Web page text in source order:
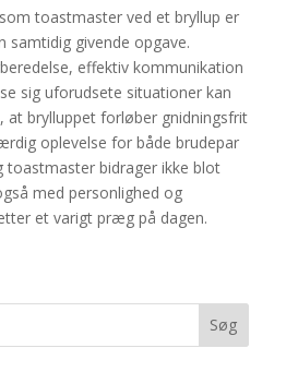
toastmaster ved et bryllup er
samtidig givende opgave.
effektiv kommunikation
sig uforudsete situationer kan
at brylluppet forløber gnidningsfrit
oplevelse for både brudepar
toastmaster bidrager ikke blot
med personlighed og
et varigt præg på dagen.
Søg